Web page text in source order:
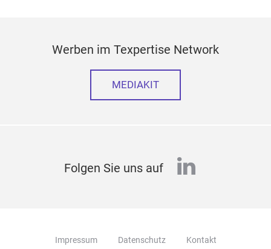
Werben im Texpertise Network
MEDIAKIT
Folgen Sie uns auf linkedin
Impressum Datenschutz Kontakt